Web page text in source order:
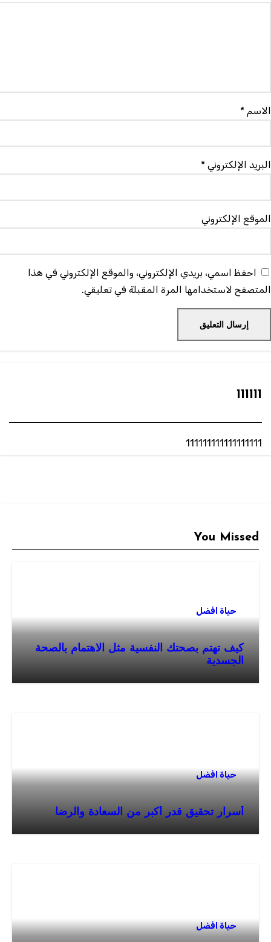
الاسم *
البريد الإلكتروني *
الموقع الإلكتروني
احفظ اسمي، بريدي الإلكتروني، والموقع الإلكتروني في هذا
المتصفح لاستخدامها المرة المقبلة في تعليقي.
111111
111111111111111111
You Missed
حياة افضل
كيف تهتم بصحتك النفسية مثل الاهتمام بالصحة
الجسدية
حياة افضل
أسرار تحقيق قدر أكبر من السعادة والرضا
حياة افضل